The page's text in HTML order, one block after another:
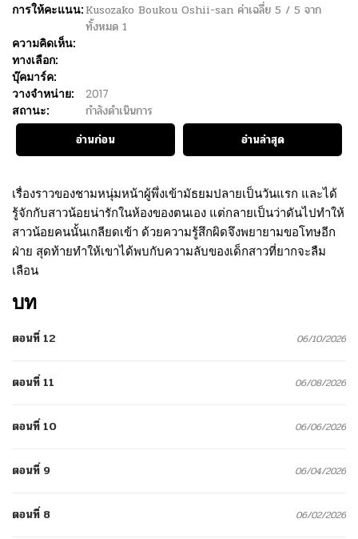
การให้คะแนน: Kusozako Boukou Oshii-san ค่าเฉลี่ย 5 / 5 จาก
ทั้งหมด 1
ความคิดเห็น:
ทางเลือก:
บุ๊คมาร์ค:
วางจำหน่าย:
2017
สถานะ:
กำลังดำเนินการ
อ่านก่อน
อ่านล่าสุด
เรื่องราวของชามหนุ่มหน้าผู้พึ่งเข้ามัธยมปลายเป็นวันแรก และได้
รู้จักกับสาวน้อยน่ารักในห้องของตนเอง แต่กลายเป็นว่าดันไปทำให้
สาวน้อยคนนั้นเกลียดเข้า ด้วยความรู้สึกผิดจึงพยายามขอโทษอีก
ฝ่าย สุดท้ายทำให้เขาได้พบกับความลับของเด็กสาวที่ยากจะลืม
เลือน
บท
ตอนที่ 12 06/10/2026
ตอนที่ 11 06/08/2026
ตอนที่ 10 06/06/2026
ตอนที่ 9 06/04/2026
ตอนที่ 8 06/02/2026